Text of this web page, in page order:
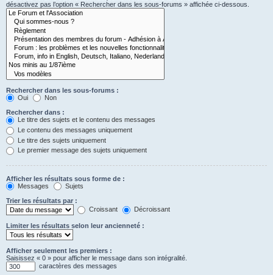
désactivez pas l’option « Rechercher dans les sous-forums » affichée ci-dessous.
Rechercher dans les sous-forums :
Oui
Non
Rechercher dans :
Le titre des sujets et le contenu des messages
Le contenu des messages uniquement
Le titre des sujets uniquement
Le premier message des sujets uniquement
Afficher les résultats sous forme de :
Messages
Sujets
Trier les résultats par :
Croissant
Décroissant
Limiter les résultats selon leur ancienneté :
Afficher seulement les premiers :
Saisissez « 0 » pour afficher le message dans son intégralité.
caractères des messages